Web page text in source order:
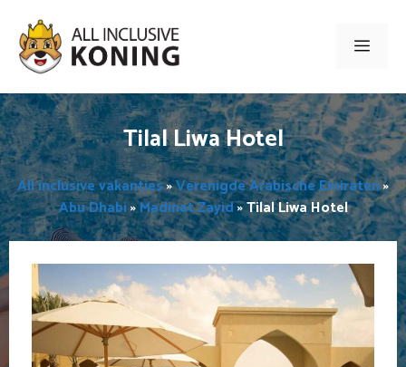
naar
inhoud
Menu
Tilal Liwa Hotel
All inclusive vakanties»Verenigde Arabische Emiraten»
Abu Dhabi»Madinat Zayid»Tilal Liwa Hotel